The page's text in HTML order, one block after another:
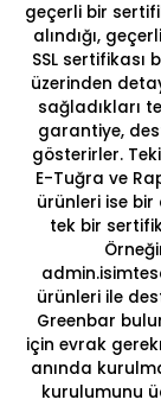
geçerli bir
alındığı,
SSL sertifikası
üzerinden
sağladıkları
garantiye,
gösterirler.
E-Tuğra ve
ürünleriise bir
tek bir
ürünleri ile
Greenbar
için evrak
anında
kurulumunu